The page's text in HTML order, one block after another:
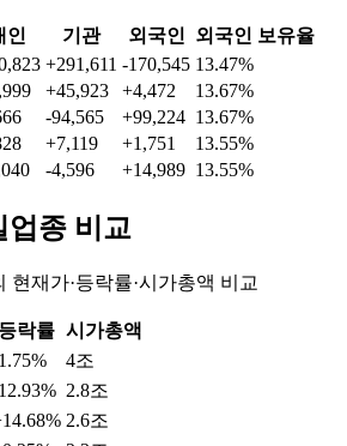
인 기관 외국인
외국인 보유율
+291,611 -170,545 13.47%
+45,923 +4,472
13.67%
-94,565 +99,224 13.67%
+7,119 +1,751
13.55%
-4,596 +14,989 13.55%
업종 비교
현재가·등락률·시가총액 비교
등락률 시가총액
4조
2.8조
2.6조